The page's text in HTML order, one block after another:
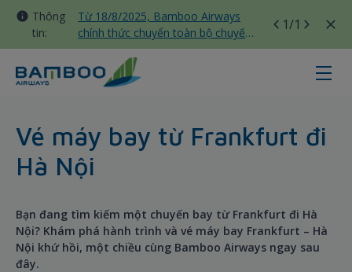
Thông
tin:
Từ 18/8/2025, Bamboo Airways
chính thức chuyển toàn bộ chuyến
bay nội địa sang nhà ga T3 Tân
Sơn Nhất
1/1
Vé máy bay từ Frankfurt đi
Hà Nội
Bạn đang tìm kiếm một chuyến bay từ Frankfurt đi Hà
Nội? Khám phá hành trình và vé máy bay Frankfurt – Hà
Nội khứ hồi, một chiều cùng Bamboo Airways ngay sau
đây.